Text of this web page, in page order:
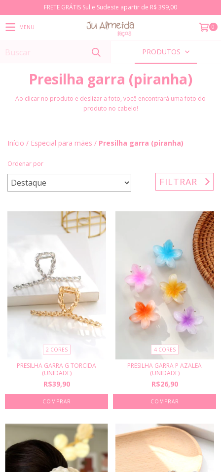
FRETE GRÁTIS Sul e Sudeste apartir de R$ 399,00
MENU 0
PRODUTOS
Presilha garra (piranha)
Ao clicar no produto e deslizar a foto, você encontrará uma foto do
produto no cabelo!
Início / Especial para mães / Presilha garra (piranha)
Ordenar por
FILTRAR
2 CORES
PRESILHA GARRA G TORCIDA
(UNIDADE)
R$39,90
COMPRAR
4 CORES
PRESILHA GARRA P AZALEA
(UNIDADE)
R$26,90
COMPRAR